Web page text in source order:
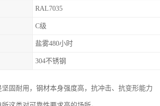
RAL7035
C级
盐雾480小时
304不锈钢
固耐用，钢材本身强度高，抗冲击、抗变形能力